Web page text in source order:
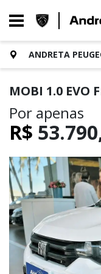
ANDRETA
MOBI 1.0 EVO
Por apenas
R$